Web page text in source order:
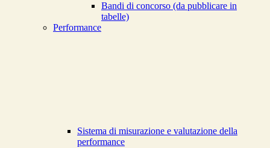
Bandi di concorso (da pubblicare in
tabelle)
Performance
Sistema di misurazione e valutazione della
performance